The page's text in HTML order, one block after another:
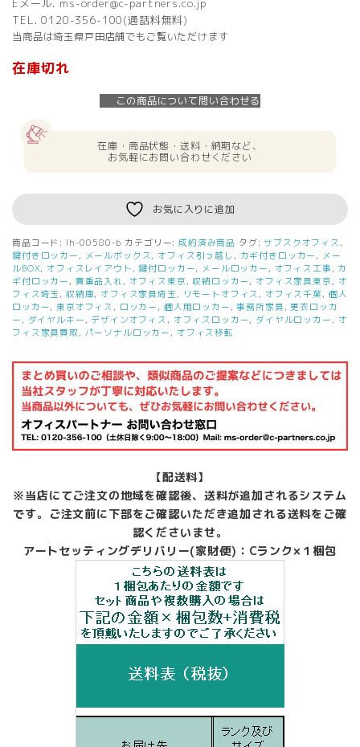
Eメール. ms-order@c-partners.co.jp
TEL. 0120-356-100(通話料無料)
当商品は埼玉県戸田店舗でもご覧いただけます
在庫切れ
この商品について問い合わせる
在庫・商品状態・送料・納期など、
お気軽にお問い合わせください
お気に入りに追加
商品コード: lh-00580-b カテゴリー: 成約済み商品 タグ:サブスクオフィス ,
鍵付きロッカー , メールボックス , オフィス引っ越し , カギ付きロッカー , メー
ルBOX, オフィスレイアウト ,鍵付ロッカー, メールロッカー , オフィス工事 , カ
ギ付ロッカー , 貴重品入れ , オフィス東京 ,収納ロッカー, オフィス家具東京 , オ
フィス埼玉 , 収納庫, オフィス家具埼玉 , リモートオフィス , オフィス千葉 , 個人
ロッカー,東京オフィス , ロッカー , 個人用ロッカー ,事務所家具 ,更衣ロッカ
ー , ダイヤルキー , デザインオフィス , オフィスロッカー, ダイヤルロッカー , オ
フィス家具買取, パーソナルロッカー , オフィス移転
【配送料】
※当店にてご注文の地域を確認後、送料が追加されるシステム
です。ご注文前に下部をご確認いただき追加される送料をご確
認くださいませ。
アートセッティングデリバリー(家財便)：Cランク×１梱包